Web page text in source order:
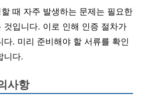
때 자주 발생하는 문제는 필요한
것입니다. 이로 인해 인증 절차가
다. 미리 준비해야 할 서류를 확인
니다.
사항